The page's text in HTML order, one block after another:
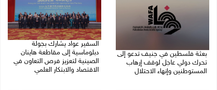
بعثة فلسطين في جنيف تدعو إلى
تحرك دولي عاجل لوقف إرهاب
المستوطنين وإنهاء الاحتلال
السفير عواد يشارك بجولة
دبلوماسية إلى مقاطعة هاينان
الصينية لتعزيز فرص التعاون في
الاقتصاد والابتكار العلمي